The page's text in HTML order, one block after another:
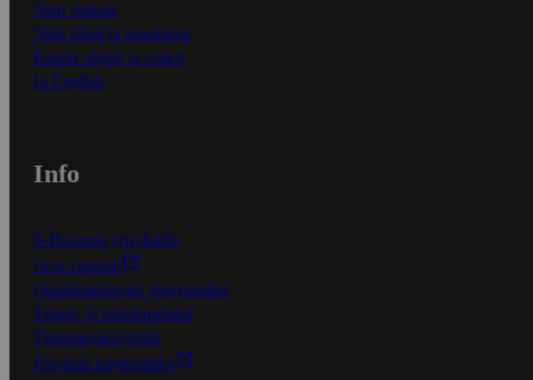
Näin maksat
Näin tilaat ja muokkaat
Kaikki ohjeet ja vinkit
In English
Info
S-Business yrityksille
Oiva-raportit
Osuuskauppojen yhteystiedot
Tilaus- ja toimitusehdot
Tietosuojakäytäntö
Palvelun käyttöehdot